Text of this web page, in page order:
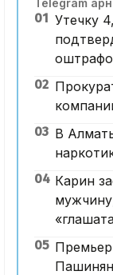
Telegram
01 Утечку
02
03 В
04 Карин
05